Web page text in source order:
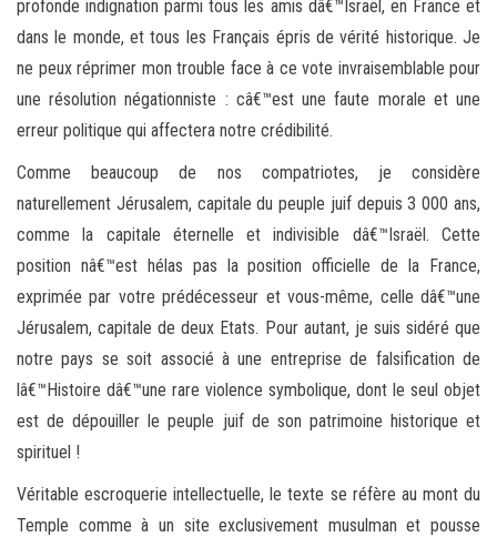
profonde indignation parmi tous les amis dâ€™Israël, en France et
dans le monde, et tous les Français épris de vérité historique. Je
ne peux réprimer mon trouble face à ce vote invraisemblable pour
une résolution négationniste : câ€™est une faute morale et une
erreur politique qui affectera notre crédibilité.
Comme beaucoup de nos compatriotes, je considère
naturellement Jérusalem, capitale du peuple juif depuis 3 000 ans,
comme la capitale éternelle et indivisible dâ€™Israël. Cette
position nâ€™est hélas pas la position officielle de la France,
exprimée par votre prédécesseur et vous-même, celle dâ€™une
Jérusalem, capitale de deux Etats. Pour autant, je suis sidéré que
notre pays se soit associé à une entreprise de falsification de
lâ€™Histoire dâ€™une rare violence symbolique, dont le seul objet
est de dépouiller le peuple juif de son patrimoine historique et
spirituel !
Véritable escroquerie intellectuelle, le texte se réfère au mont du
Temple comme à un site exclusivement musulman et pousse